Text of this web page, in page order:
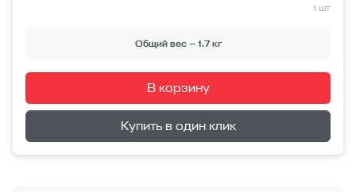
1 шт
Общий вес —1.7кг
В корзину
Перейти в корзину
Купить в один клик